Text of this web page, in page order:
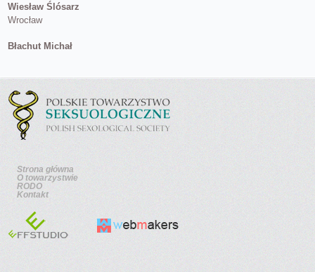
Wiesław Ślósarz
Wrocław
Błachut Michał
Strona główna
O towarzystwie
RODO
Kontakt